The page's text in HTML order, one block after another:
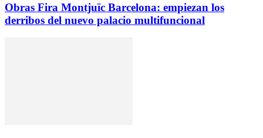
Obras Fira Montjuïc Barcelona: empiezan los
derribos del nuevo palacio multifuncional